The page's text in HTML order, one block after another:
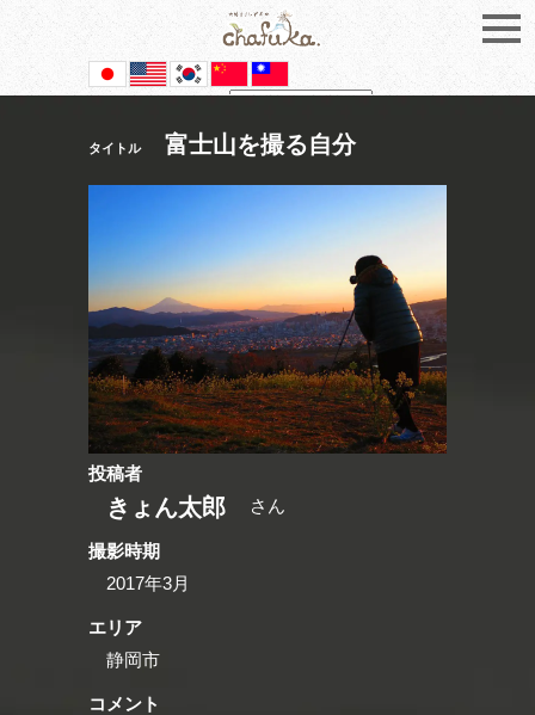
Powered by
タイトル 富士山を撮る自分
投稿者
きょん太郎 さん
撮影時期
2017年3月
エリア
静岡市
コメント